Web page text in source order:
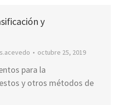
y
octubre 25, 2019
para la
y otros métodos de